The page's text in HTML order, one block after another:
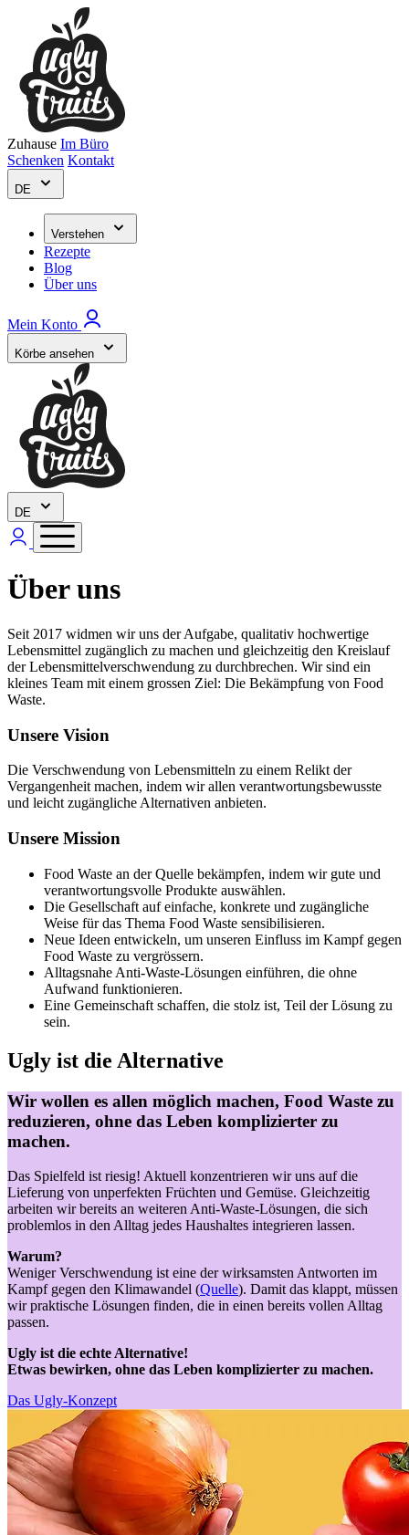
Zuhause Im Büro
Schenken Kontakt
DE
Verstehen
Rezepte
Blog
Über uns
Mein Konto
Körbe ansehen
DE
Über uns
Seit 2017 widmen wir uns der Aufgabe, qualitativ hochwertige
Lebensmittel zugänglich zu machen und gleichzeitig den Kreislauf
der Lebensmittelverschwendung zu durchbrechen. Wir sind ein
kleines Team mit einem grossen Ziel: Die Bekämpfung von Food
Waste.
Unsere Vision
Die Verschwendung von Lebensmitteln zu einem Relikt der
Vergangenheit machen, indem wir allen verantwortungsbewusste
und leicht zugängliche Alternativen anbieten.
Unsere Mission
Food Waste an der Quelle bekämpfen, indem wir gute und
verantwortungsvolle Produkte auswählen.
Die Gesellschaft auf einfache, konkrete und zugängliche
Weise für das Thema Food Waste sensibilisieren.
Neue Ideen entwickeln, um unseren Einfluss im Kampf gegen
Food Waste zu vergrössern.
Alltagsnahe Anti-Waste-Lösungen einführen, die ohne
Aufwand funktionieren.
Eine Gemeinschaft schaffen, die stolz ist, Teil der Lösung zu
sein.
Ugly ist die Alternative
Wir wollen es allen möglich machen, Food Waste zu
reduzieren, ohne das Leben komplizierter zu
machen.
Das Spielfeld ist riesig! Aktuell konzentrieren wir uns auf die
Lieferung von unperfekten Früchten und Gemüse. Gleichzeitig
arbeiten wir bereits an weiteren Anti-Waste-Lösungen, die sich
problemlos in den Alltag jedes Haushaltes integrieren lassen.
Warum?
Weniger Verschwendung ist eine der wirksamsten Antworten im
Kampf gegen den Klimawandel (Quelle). Damit das klappt, müssen
wir praktische Lösungen finden, die in einen bereits vollen Alltag
passen.
Ugly ist die echte Alternative!
Etwas bewirken, ohne das Leben komplizierter zu machen.
Das Ugly-Konzept